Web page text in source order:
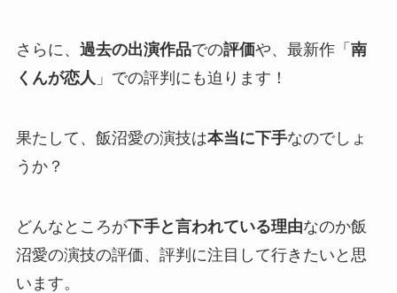
さらに、 過去の出演作品での評価や、最新作「 南
くんが恋人 」での評判にも迫ります！
果たして、飯沼愛の演技は本当に下手なのでしょ
うか？
どんなところが下手と言われている理由なのか飯
沼愛の演技の評価、評判に注目して行きたいと思
います。